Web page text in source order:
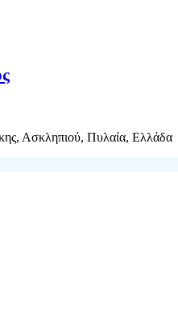
Ασκληπιού, Πυλαία, Ελλάδα